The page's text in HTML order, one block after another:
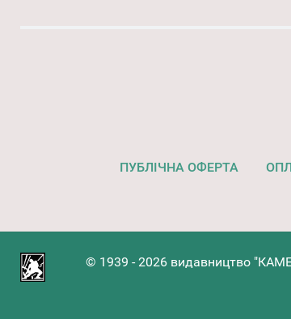
ПУБЛІЧНА ОФЕРТА
© 1939 - 2026 видавництво